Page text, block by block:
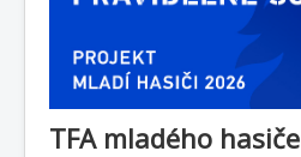
TFA mladého hasiče